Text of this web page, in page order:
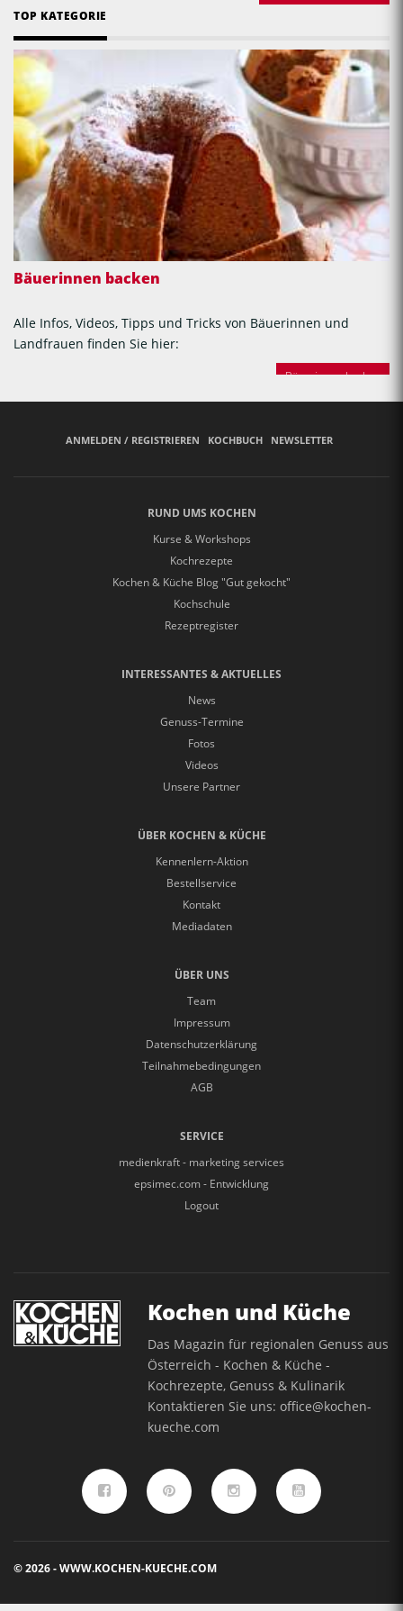
TOP KATEGORIE
Bäuerinnen backen
Alle Infos, Videos, Tipps und Tricks von Bäuerinnen und
Landfrauen finden Sie hier:
Bäuerinnen backen
ANMELDEN / REGISTRIEREN KOCHBUCH NEWSLETTER
RUND UMS KOCHEN
Kurse & Workshops
Kochrezepte
Kochen & Küche Blog "Gut gekocht"
Kochschule
Rezeptregister
INTERESSANTES & AKTUELLES
News
Genuss-Termine
Fotos
Videos
Unsere Partner
ÜBER KOCHEN & KÜCHE
Kennenlern-Aktion
Bestellservice
Kontakt
Mediadaten
ÜBER UNS
Team
Impressum
Datenschutzerklärung
Teilnahmebedingungen
AGB
SERVICE
medienkraft - marketing services
epsimec.com - Entwicklung
Logout
Kochen und Küche
Das Magazin für regionalen Genuss aus
Österreich - Kochen & Küche -
Kochrezepte, Genuss & Kulinarik
Kontaktieren Sie uns:office@kochen-
kueche.com
© 2026 - WWW.KOCHEN-KUECHE.COM